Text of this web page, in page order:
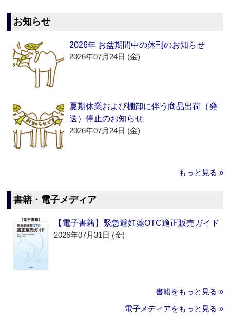
お知らせ
2026年 お盆期間中の休刊のお知らせ
2026年07月24日 (金)
夏期休業および棚卸に伴う商品出荷（発
送）停止のお知らせ
2026年07月24日 (金)
もっと見る »
書籍・電子メディア
【電子書籍】緊急避妊薬OTC適正販売ガイド
2026年07月31日 (金)
書籍をもっと見る »
電子メディアをもっと見る »